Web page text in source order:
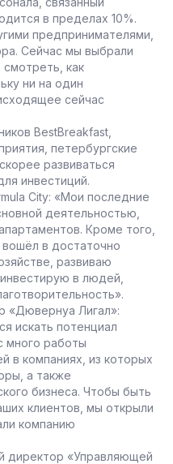
в пределах 10%.
предпринимателями,
Сейчас мы выбрали
как
ни на один
сейчас
BestBreakfast,
петербургские
развиваться
инвестиций.
City: «Мои последние
деятельностью,
Кроме того,
в достаточно
развиваю
в людей,
«Дювернуа Лигал»:
искать потенциал
много работы
в компаниях, из которых
а также
бизнеса. Чтобы быть
клиентов, мы открыли
компанию
директор «Управляющей